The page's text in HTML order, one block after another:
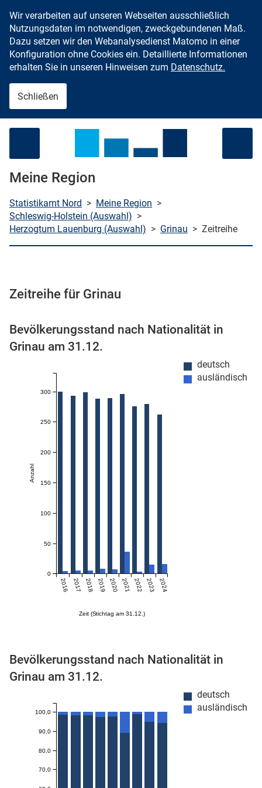
Zum Inhalt springen
(Mikrozensus)
Wir verarbeiten auf unseren Webseiten ausschließlich
Nutzungsdaten im notwendigen, zweckgebundenen Maß.
Dazu setzen wir den Webanalysedienst Matomo in einer
Konfiguration ohne Cookies ein. Detaillierte Informationen
erhalten Sie in unseren Hinweisen zum Datenschutz.
Schließen
Meine Region
Statistikamt Nord > Meine Region >
Schleswig-Holstein (Auswahl) >
Herzogtum Lauenburg (Auswahl) > Grinau > Zeitreihe
Zeitreihe für Grinau
Bevölkerungsstand nach Nationalität in
Grinau am 31.12.
deutsch
ausländisch
Zeit (Stichtag am 31.12.)
2016 2017 2018 2019 2020 2021 2022 2023 2024
Anzahl
0
50
100
150
200
250
300
Bevölkerungsstand nach Nationalität in
Grinau am 31.12.
deutsch
ausländisch
70,0
80,0
90,0
100,0